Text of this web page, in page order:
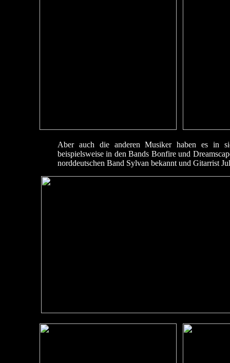
Aber auch die anderen Musiker haben es in
beispielsweise in den Bands Bonfire und
norddeutschen Band Sylvan bekannt und Gitarrist